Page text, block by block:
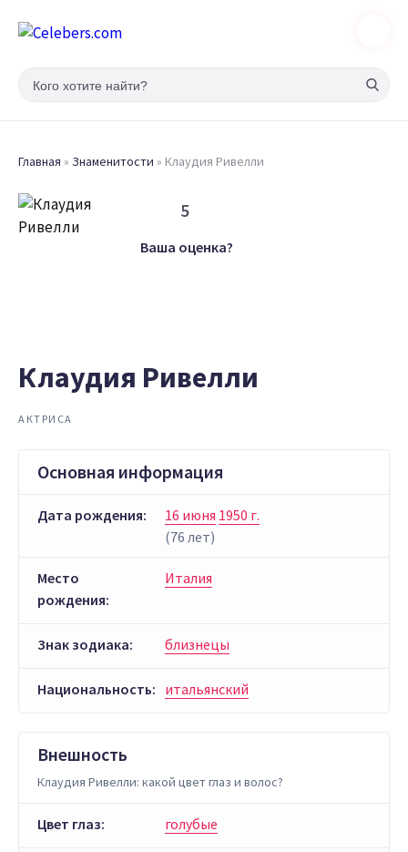
Главная » Знаменитости » Клаудия Ривелли
5
Ваша оценка?
Клаудия Ривелли
АКТРИСА
Основная информация
Дата рождения: 16 июня 1950 г.
(76 лет)
Место
рождения:
Италия
Знак зодиака: близнецы
Национальность: итальянский
Внешность
Клаудия Ривелли: какой цвет глаз и волос?
Цвет глаз: голубые